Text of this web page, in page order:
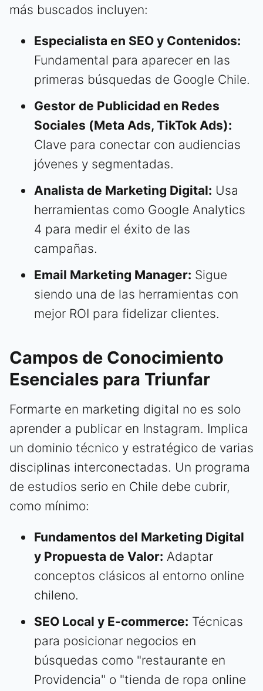
más buscados incluyen:
Especialista en SEO y Contenidos:
Fundamental para aparecer en las
primeras búsquedas de Google Chile.
Gestor de Publicidad en Redes
Sociales (Meta Ads, TikTok Ads):
Clave para conectar con audiencias
jóvenes y segmentadas.
Analista de Marketing Digital: Usa
herramientas como Google Analytics
4 para medir el éxito de las
campañas.
Email Marketing Manager: Sigue
siendo una de las herramientas con
mejor ROI para fidelizar clientes.
Campos de Conocimiento
Esenciales para Triunfar
Formarte en marketing digital no es solo
aprender a publicar en Instagram. Implica
un dominio técnico y estratégico de varias
disciplinas interconectadas. Un programa
de estudios serio en Chile debe cubrir,
como mínimo:
Fundamentos del Marketing Digital
y Propuesta de Valor: Adaptar
conceptos clásicos al entorno online
chileno.
SEO Local y E-commerce: Técnicas
para posicionar negocios en
búsquedas como "restaurante en
Providencia" o "tienda de ropa online